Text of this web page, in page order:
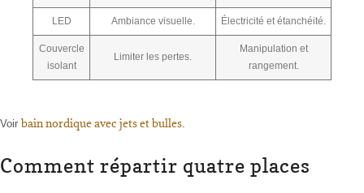
LED Ambiance visuelle. Électricité et étanchéité.
Couvercle
isolant
Limiter les pertes.
Manipulation et
rangement.
Voir bain nordique avec jets et bulles
Comment répartir quatre places